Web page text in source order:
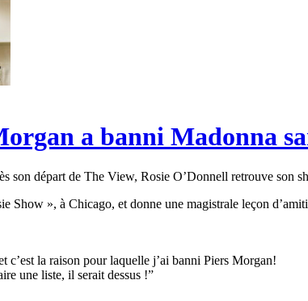
a banni Madonna
son départ de The View, Rosie O’Donnell retrouve
», à Chicago, et donne une magistrale leçon
c’est la raison pour laquelle j’ai banni Piers Morgan!
une liste, il serait dessus !”